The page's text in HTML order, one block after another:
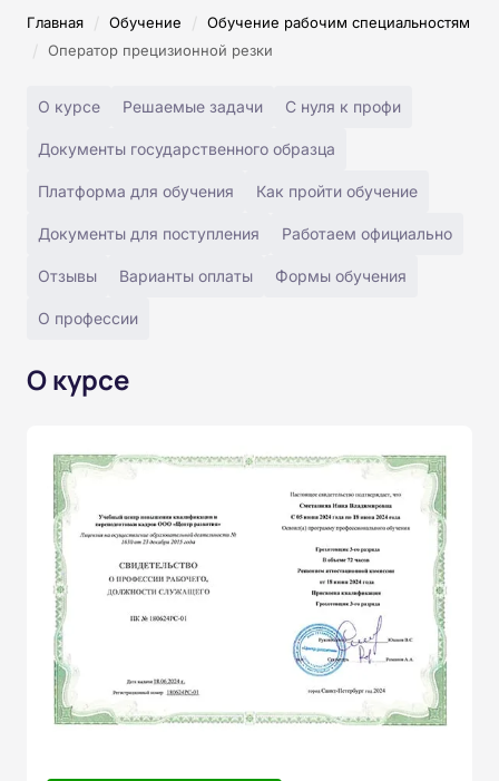
Главная / Обучение / Обучение рабочим специальностям
/ Оператор прецизионной резки
О курсе Решаемые задачи С нуля к профи
Документы государственного образца
Платформа для обучения Как пройти обучение
Документы для поступления Работаем официально
Отзывы Варианты оплаты Формы обучения
О профессии
О курсе